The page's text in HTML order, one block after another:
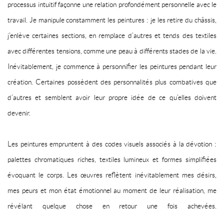
processus intuitif façonne une relation profondément personnelle avec le
travail. Je manipule constamment les peintures : je les retire du châssis,
j’enlève certaines sections, en remplace d’autres et tends des textiles
avec différentes tensions, comme une peau à différents stades de la vie.
Inévitablement, je commence à personnifier les peintures pendant leur
création. Certaines possèdent des personnalités plus combatives que
d’autres et semblent avoir leur propre idée de ce qu’elles doivent
devenir.
Les peintures empruntent à des codes visuels associés à la dévotion :
palettes chromatiques riches, textiles lumineux et formes simplifiées
évoquant le corps. Les œuvres reflètent inévitablement mes désirs,
mes peurs et mon état émotionnel au moment de leur réalisation, me
révélant quelque chose en retour une fois achevées.